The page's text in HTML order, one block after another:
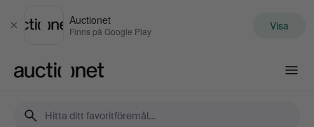
Stäng
Auctionet
Finns på Google Play Visa